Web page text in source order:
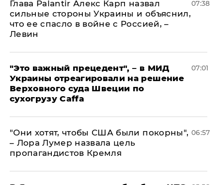
Глава Palantir Алекс Карп назвал
сильные стороны Украины и объяснил,
что ее спасло в войне с Россией, –
Левин
07:38
"Это важный прецедент", – в МИД
Украины отреагировали на решение
Верховного суда Швеции по
сухогрузу Caffa
07:01
"Они хотят, чтобы США были покорны",
– Лора Лумер назвала цель
пропагандистов Кремля
06:57